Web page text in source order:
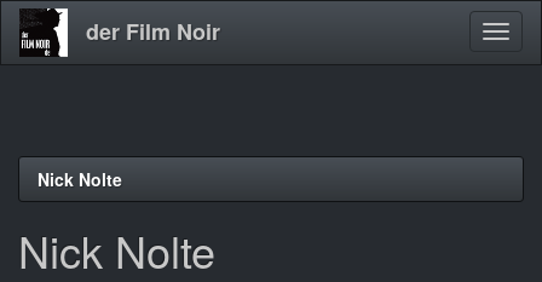
Direkt
der Film Noir
Nick Nolte
Nick Nolte